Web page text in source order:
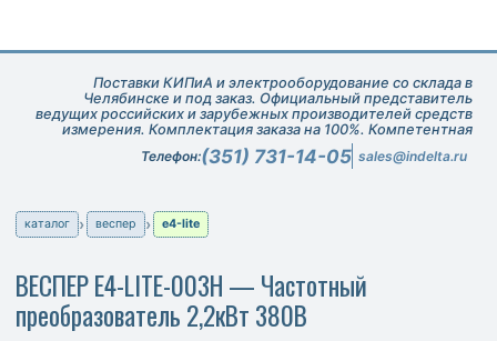
Поставки КИПиА и электрооборудование со склада в
Челябинске и под заказ. Официальный представитель
ведущих российских и зарубежных производителей средств
измерения. Комплектация заказа на 100%. Компетентная
техническая поддержка при подборе оборудования.
Телефон:(351) 731-14-05 sales@indelta.ru
каталог веспер е4-lite
ВЕСПЕР E4-LITE-003H — Частотный
преобразователь 2,2кВт 380В